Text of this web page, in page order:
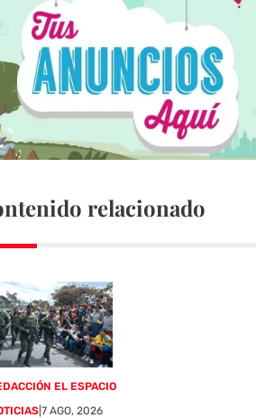
relacionado
EL ESPACIO
|7 AGO, 2026